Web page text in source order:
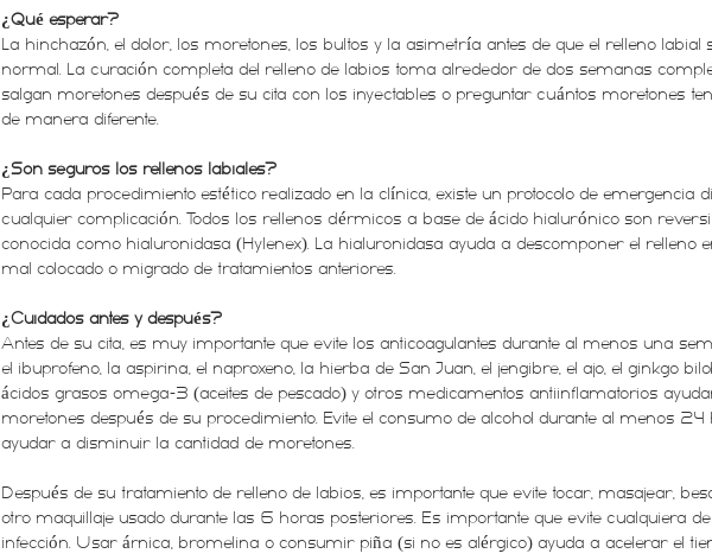
¿Qué esperar?
La hinchazón, el dolor, los moretones, los bultos y la asimetría antes de que el relleno
normal. La curación completa del relleno de labios toma alrededor de dos semanas
salgan moretones después de su cita con los inyectables o preguntar cuántos moretones
de manera diferente.
¿Son seguros los rellenos labiales?
Para cada procedimiento estético realizado en la clínica, existe un protocolo de
cualquier complicación. Todos los rellenos dérmicos a base de ácido hialurónico son
conocida como hialuronidasa (Hylenex). La hialuronidasa ayuda a descomponer el relleno
mal colocado o migrado de tratamientos anteriores.
¿Cuidados antes y después?
Antes de su cita, es muy importante que evite los anticoagulantes durante al menos una
el ibuprofeno, la aspirina, el naproxeno, la hierba de San Juan, el jengibre, el ajo, el ginkgo
ácidos grasos omega-3 (aceites de pescado) y otros medicamentos antiinflamatorios
moretones después de su procedimiento. Evite el consumo de alcohol durante al menos
ayudar a disminuir la cantidad de moretones.
Después de su tratamiento de relleno de labios, es importante que evite tocar, masajear,
otro maquillaje usado durante las 6 horas posteriores. Es importante que evite cualquiera
infección. Usar árnica, bromelina o consumir piña (si no es alérgico) ayuda a acelerar el